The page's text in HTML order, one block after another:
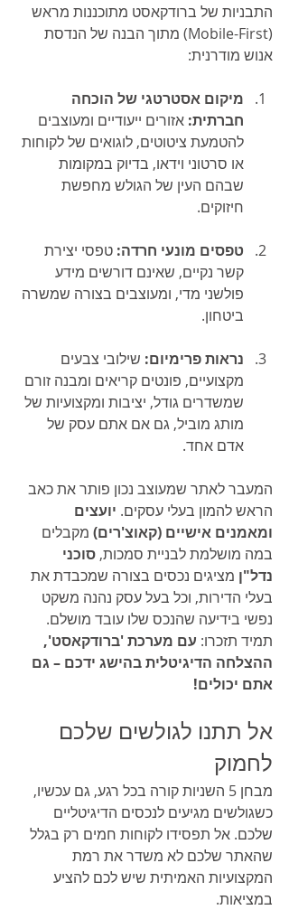
התבניות של ברודקאסט מתוכננות מראש
(Mobile-First) מתוך הבנה של הנדסת
אנוש מודרנית:
מיקום אסטרטגי של הוכחה
חברתית: אזורים ייעודיים ומעוצבים
להטמעת ציטוטים, לוגואים של לקוחות
או סרטוני וידאו, בדיוק במקומות
שבהם העין של הגולש מחפשת
חיזוקים.
טפסים מונעי חרדה: טפסי יצירת
קשר נקיים, שאינם דורשים מידע
פולשני מדי, ומעוצבים בצורה שמשרה
ביטחון.
נראות פרימיום: שילובי צבעים
מקצועיים, פונטים קריאים ומבנה זורם
שמשדרים גודל, יציבות ומקצועיות של
מותג מוביל, גם אם אתם עסק של
אדם אחד.
המעבר לאתר שמעוצב נכון פותר את כאב
הראש להמון בעלי עסקים. יועצים
ומאמנים אישיים (קאוצ'רים) מקבלים
במה מושלמת לבניית סמכות, סוכני
נדל"ן מציגים נכסים בצורה שמכבדת את
בעלי הדירות, וכל בעל עסק נהנה משקט
נפשי בידיעה שהנכס שלו עובד מושלם.
תמיד תזכרו: עם מערכת 'ברודקאסט',
ההצלחה הדיגיטלית בהישג ידכם – גם
אתם יכולים!
אל תתנו לגולשים שלכם
לחמוק
מבחן 5 השניות קורה בכל רגע, גם עכשיו,
כשגולשים מגיעים לנכסים הדיגיטליים
שלכם. אל תפסידו לקוחות חמים רק בגלל
שהאתר שלכם לא משדר את רמת
המקצועיות האמיתית שיש לכם להציע
במציאות.